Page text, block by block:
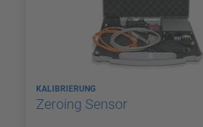
KALIBRIERUNG
Zeroing Sensor